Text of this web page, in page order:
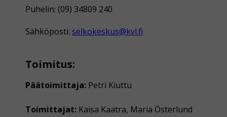
Puhelin: (09) 34809 240
Sähköposti: selkokeskus@kvl.fi
Toimitus:
Päätoimittaja: Petri Kiuttu
Toimittajat: Kaisa Kaatra, Maria Österlund